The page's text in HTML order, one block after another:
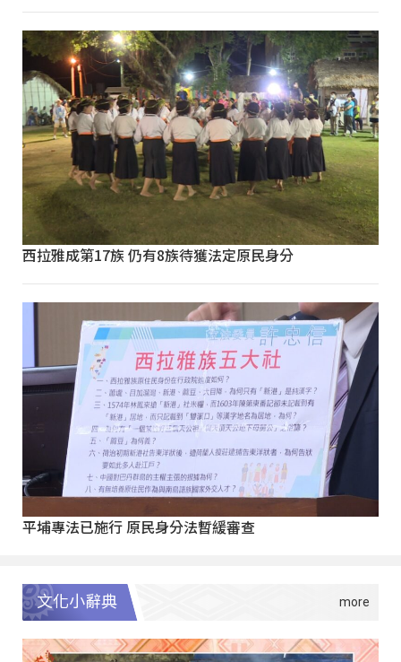
西拉雅成第17族 仍有8族待獲法定原民身分
平埔專法已施行 原民身分法暫緩審查
文化小辭典